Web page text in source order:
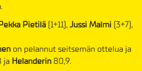
Pietilä (1+11), Jussi Malmi (3+7),
on pelannut seitsemän ottelua ja
ja Helanderin 80,9.